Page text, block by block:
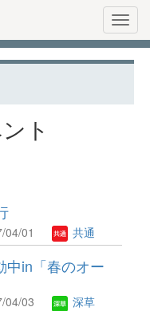
ト
04/01 共通
中in「春のオー
04/03 深草